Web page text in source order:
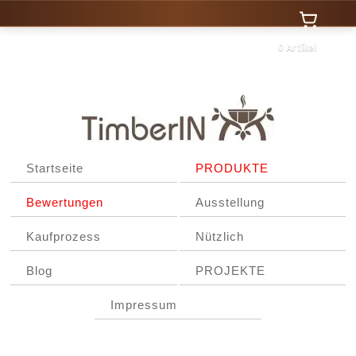
0 Artikel
Startseite PRODUKTE
Bewertungen Ausstellung
Kaufprozess Nützlich
Blog PROJEKTE
Impressum